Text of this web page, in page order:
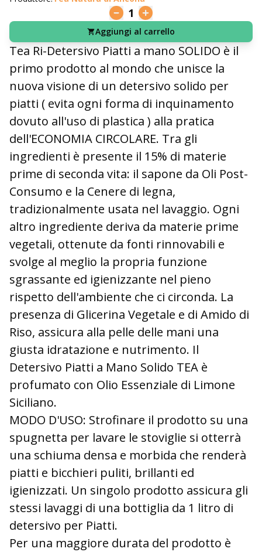
1
Aggiungi al carrello
Tea Ri-Detersivo Piatti a mano SOLIDO è il
primo prodotto al mondo che unisce la
nuova visione di un detersivo solido per
piatti ( evita ogni forma di inquinamento
dovuto all'uso di plastica ) alla pratica
dell'ECONOMIA CIRCOLARE. Tra gli
ingredienti è presente il 15% di materie
prime di seconda vita: il sapone da Oli Post-
Consumo e la Cenere di legna,
tradizionalmente usata nel lavaggio. Ogni
altro ingrediente deriva da materie prime
vegetali, ottenute da fonti rinnovabili e
svolge al meglio la propria funzione
sgrassante ed igienizzante nel pieno
rispetto dell'ambiente che ci circonda. La
presenza di Glicerina Vegetale e di Amido di
Riso, assicura alla pelle delle mani una
giusta idratazione e nutrimento. Il
Detersivo Piatti a Mano Solido TEA è
profumato con Olio Essenziale di Limone
Siciliano.
MODO D'USO: Strofinare il prodotto su una
spugnetta per lavare le stoviglie si otterrà
una schiuma densa e morbida che renderà
piatti e bicchieri puliti, brillanti ed
igienizzati. Un singolo prodotto assicura gli
stessi lavaggi di una bottiglia da 1 litro di
detersivo per Piatti.
Per una maggiore durata del prodotto è